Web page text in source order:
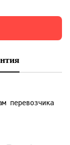
перевозчика